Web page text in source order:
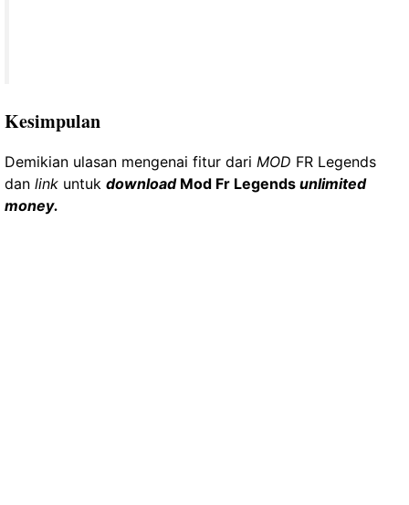
Kesimpulan
Demikian ulasan mengenai fitur dari MOD FR Legends
dan link untuk downloadMod Fr Legends unlimited
money.